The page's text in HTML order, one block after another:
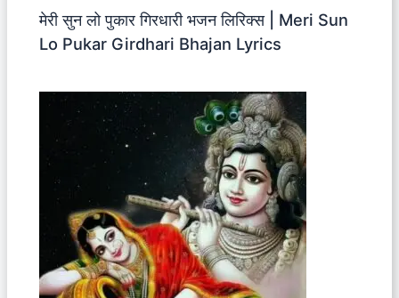
मेरी सुन लो पुकार गिरधारी भजन लिरिक्स | Meri Sun
Lo Pukar Girdhari Bhajan Lyrics